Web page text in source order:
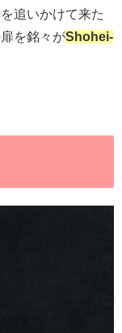
追いかけて来た
を銘々がShohei-